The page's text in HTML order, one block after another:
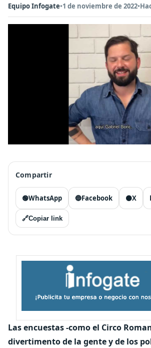
Equipo Infogate•1 de noviembre de 2022•
Compartir
🟢WhatsApp 🔵Facebook ⚫X
🔗Copiar link
Las encuestas -como el Circo
divertimento de la gente y de los